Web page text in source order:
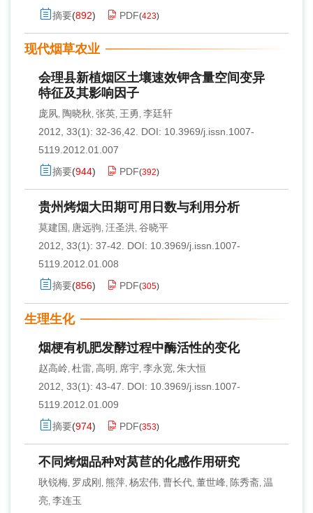
摘要(892) PDF(423)
现代烟草农业
会理县新植烟区土壤速效钾含量空间变异
特征及其影响因子
庞夙, 陶晓秋, 张英, 王勇 , 李廷轩
2012, 33(1): 32-36,42.
DOI: 10.3969/j.issn.1007-
5119.2012.01.007
摘要(944) PDF(392)
贵州烤烟大田期可用日数与利用分析
莫建国 , 唐远驹, 汪圣洪, 谷晓平
2012, 33(1): 37-42.
DOI: 10.3969/j.issn.1007-
5119.2012.01.008
摘要(856) PDF(305)
生理生化
烟梗有机肥发酵过程中酶活性的变化
赵高岭, 杜雷, 高明 , 席宇, 李永宽, 朱大恒
2012, 33(1): 43-47.
DOI: 10.3969/j.issn.1007-
5119.2012.01.009
摘要(974) PDF(353)
不同烤烟品种对莴苣的化感作用研究
耿锐梅, 罗成刚 , 熊萍, 杨宏伟, 曹长代, 董世峰, 陈秀斋, 温
亮, 李连玉